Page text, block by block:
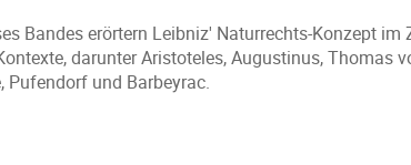
Bandes erörtern Leibniz' Naturrechts-Konzept
darunter Aristoteles, Augustinus, Thomas
Pufendorf und Barbeyrac.